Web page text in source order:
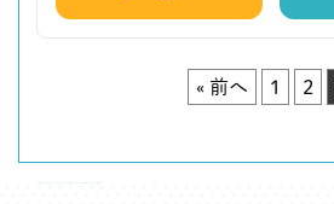
« 前へ 1 2